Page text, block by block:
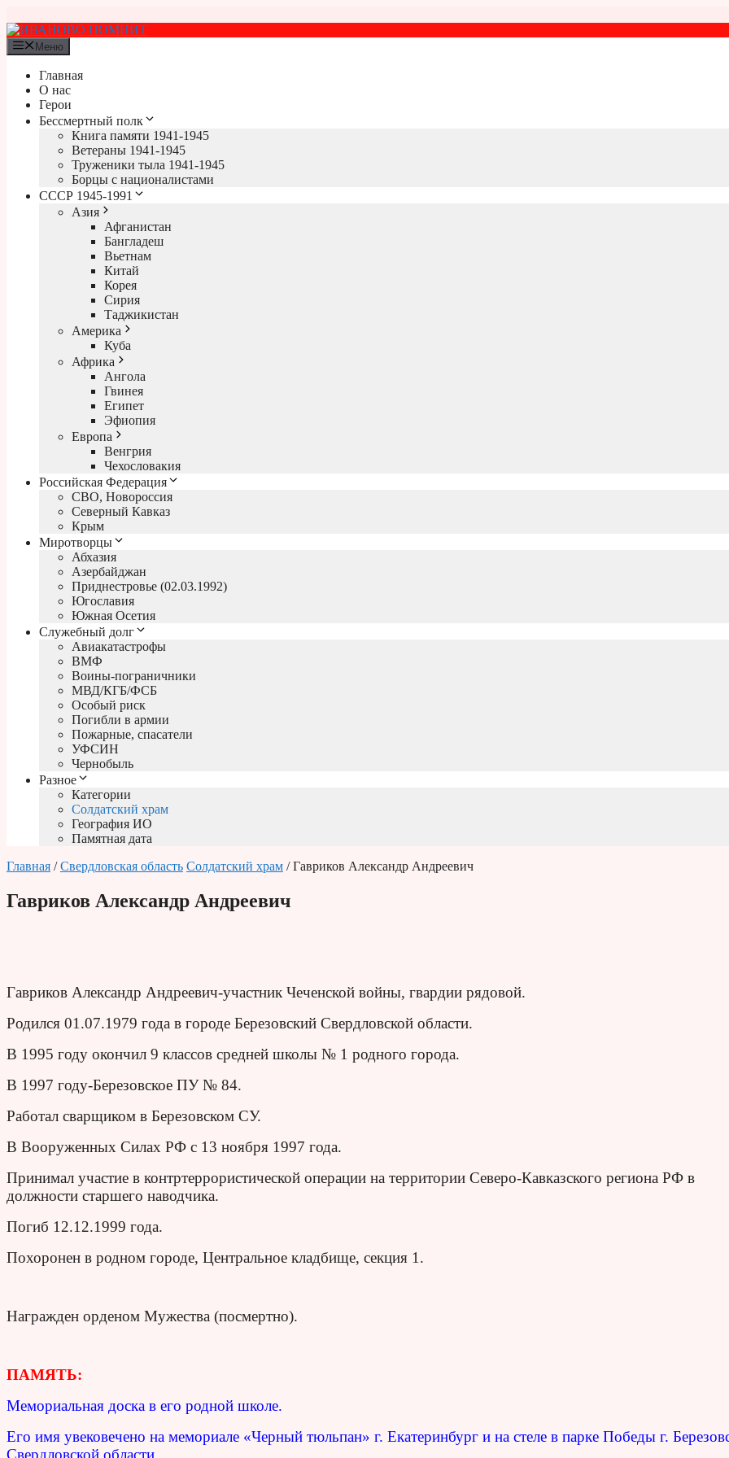
к
содержимому
Меню
Главная
О нас
Герои
Бессмертный полк
Книга памяти 1941-1945
Ветераны 1941-1945
Труженики тыла 1941-1945
Борцы с националистами
СССР 1945-1991
Азия
Афганистан
Бангладеш
Вьетнам
Китай
Корея
Сирия
Таджикистан
Америка
Куба
Африка
Ангола
Гвинея
Египет
Эфиопия
Европа
Венгрия
Чехословакия
Российская Федерация
СВО, Новороссия
Северный Кавказ
Крым
Миротворцы
Абхазия
Азербайджан
Приднестровье (02.03.1992)
Югославия
Южная Осетия
Служебный долг
Авиакатастрофы
ВМФ
Воины-пограничники
МВД/КГБ/ФСБ
Особый риск
Погибли в армии
Пожарные, спасатели
УФСИН
Чернобыль
Разное
Категории
Солдатский храм
География ИО
Памятная дата
Главная /Свердловская область Солдатский храм / Гавриков Александр Андреевич
Гавриков Александр Андреевич
Гавриков Александр Андреевич-участник Чеченской войны, гвардии рядовой.
Родился 01.07.1979 года в городе Березовский Свердловской области.
В 1995 году окончил 9 классов средней школы № 1 родного города.
В 1997 году-Березовское ПУ № 84.
Работал сварщиком в Березовском СУ.
В Вооруженных Силах РФ с 13 ноября 1997 года.
Принимал участие в контртеррористической операции на территории Северо-Кавказского региона РФ в
должности старшего наводчика.
Погиб 12.12.1999 года.
Похоронен в родном городе, Центральное кладбище, секция 1.
Награжден орденом Мужества (посмертно).
ПАМЯТЬ:
Мемориальная доска в его родной школе.
Его имя увековечено на мемориале «Черный тюльпан» г. Екатеринбург и на стеле в парке Победы г.
Свердловской области.